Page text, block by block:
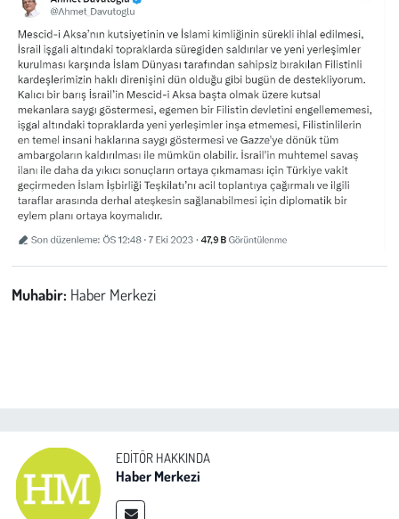
Muhabir: Haber Merkezi
EDITÖR HAKKINDA
Haber Merkezi